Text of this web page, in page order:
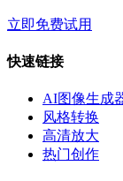
立即免费试用
快速链接
AI图像生成
风格转换
高清放大
热门创作